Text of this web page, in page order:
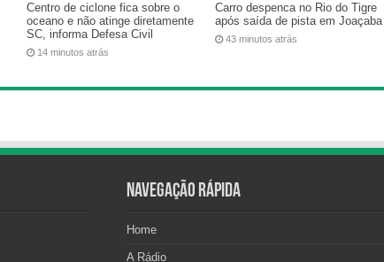
Centro de ciclone fica sobre o
oceano e não atinge diretamente
SC, informa Defesa Civil
14 minutos atrás
Carro despenca no Rio do Tigre
após saída de pista em Joaçaba
43 minutos atrás
Navegação Rápida
Home
A Rádio